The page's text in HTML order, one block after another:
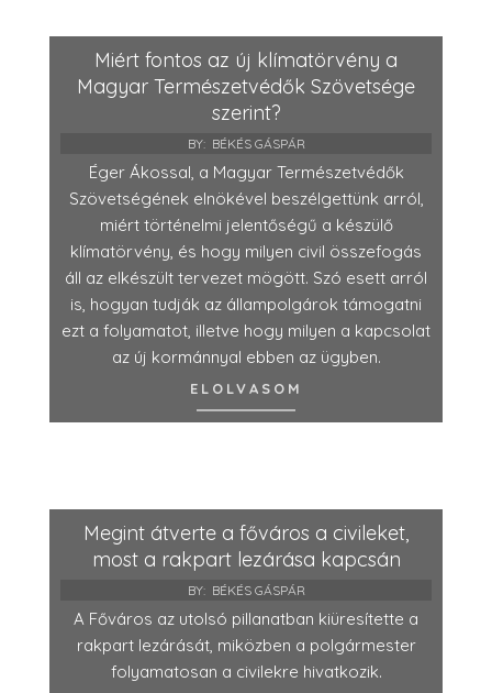
Miért fontos az új klímatörvény a
Magyar Természetvédők Szövetsége
szerint?
BY: BÉKÉS GÁSPÁR
Éger Ákossal, a Magyar Természetvédők
Szövetségének elnökével beszélgettünk arról,
miért történelmi jelentőségű a készülő
klímatörvény, és hogy milyen civil összefogás
áll az elkészült tervezet mögött. Szó esett arról
is, hogyan tudják az állampolgárok támogatni
ezt a folyamatot, illetve hogy milyen a kapcsolat
az új kormánnyal ebben az ügyben.
ELOLVASOM
Megint átverte a főváros a civileket,
most a rakpart lezárása kapcsán
BY: BÉKÉS GÁSPÁR
A Főváros az utolsó pillanatban kiüresítette a
rakpart lezárását, miközben a polgármester
folyamatosan a civilekre hivatkozik.